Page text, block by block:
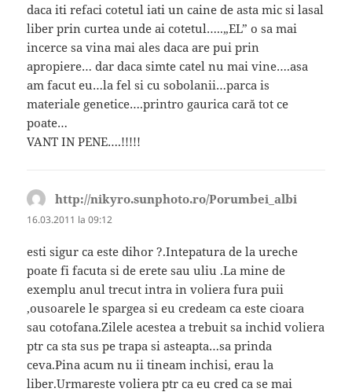
daca iti refaci cotetul iati un caine de asta mic si lasal
liber prin curtea unde ai cotetul…..„EL” o sa mai
incerce sa vina mai ales daca are pui prin
apropiere… dar daca simte catel nu mai vine….asa
am facut eu…la fel si cu sobolanii…parca is
materiale genetice….printro gaurica cară tot ce
poate…
VANT IN PENE….!!!!!
http://nikyro.sunphoto.ro/Porumbei_albi
16.03.2011 la 09:12
esti sigur ca este dihor ?.Intepatura de la ureche
poate fi facuta si de erete sau uliu .La mine de
exemplu anul trecut intra in voliera fura puii
,ousoarele le spargea si eu credeam ca este cioara
sau cotofana.Zilele acestea a trebuit sa inchid voliera
ptr ca sta sus pe trapa si asteapta…sa prinda
ceva.Pina acum nu ii tineam inchisi, erau la
liber.Urmareste voliera ptr ca eu cred ca se mai